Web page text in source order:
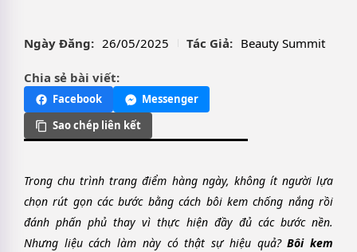
Ngày Đăng: 26/05/2025 Tác Giả: Beauty Summit
Chia sẻ bài viết:
Facebook
Messenger
Sao chép liên kết
Trong chu trình trang điểm hàng ngày, không ít người lựa
chọn rút gọn các bước bằng cách bôi kem chống nắng rồi
đánh phấn phủ thay vì thực hiện đầy đủ các bước nền.
Nhưng liệu cách làm này có thật sự hiệu quả?Bôi kem